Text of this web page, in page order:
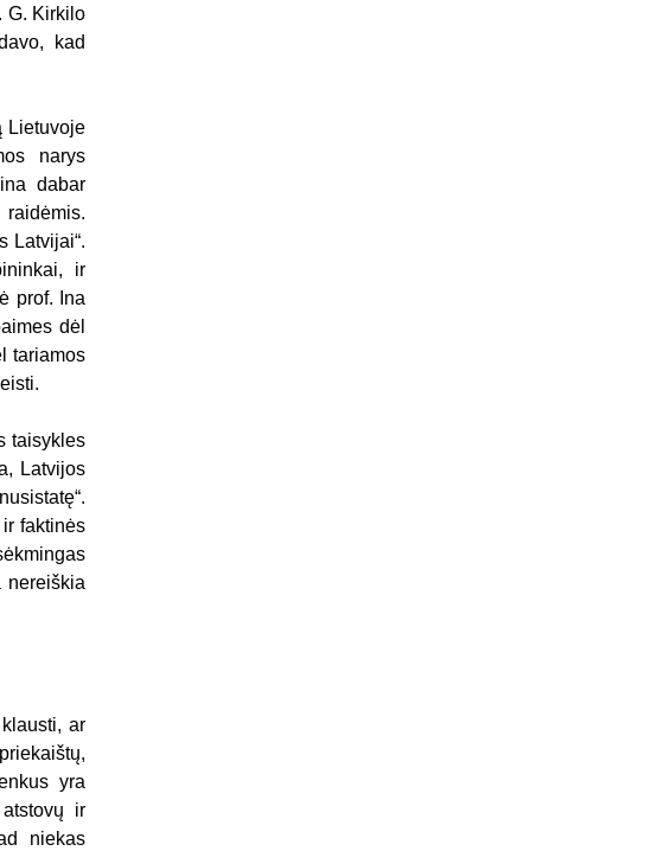
G. Kirkilo
kad
Lietuvoje
narys
dabar
Latvijai“.
ir
prof. Ina
dėl
tariamos
taisykles
Latvijos
faktinės
nereiškia
ar
yra
ir
niekas